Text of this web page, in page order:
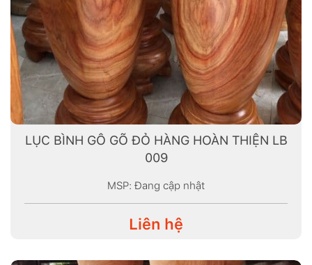
LỤC BÌNH GÔ GÕ ĐỎ HÀNG HOÀN THIỆN LB
009
MSP: Đang cập nhật
Liên hệ